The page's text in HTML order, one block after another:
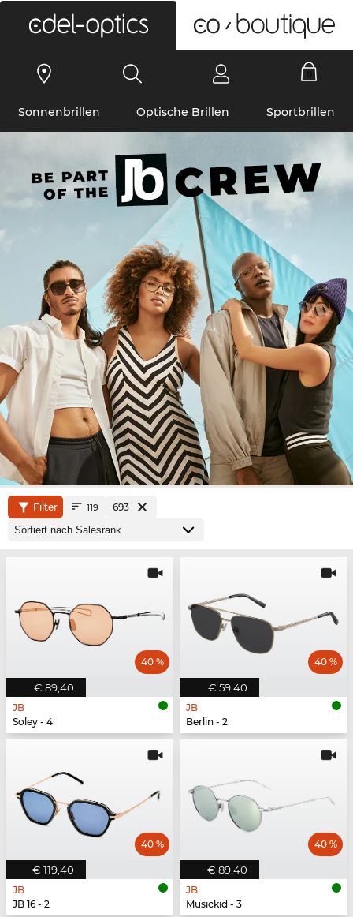
Sonnenbrillen Optische Brillen Sportbrillen
Filter 119 693
€ 89,40
40 %
JB
Soley - 4
€ 59,40
40 %
JB
Berlin - 2
€ 119,40
40 %
JB
JB 16 - 2
€ 89,40
40 %
JB
Musickid - 3